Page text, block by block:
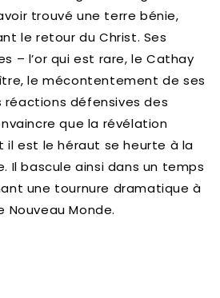
trouvé une terre bénie,
le retour du Christ. Ses
– l’or qui est rare, le Cathay
le mécontentement de ses
défensives des
que la révélation
est le héraut se heurte à la
Il bascule ainsi dans un temps
une tournure dramatique à
Monde.